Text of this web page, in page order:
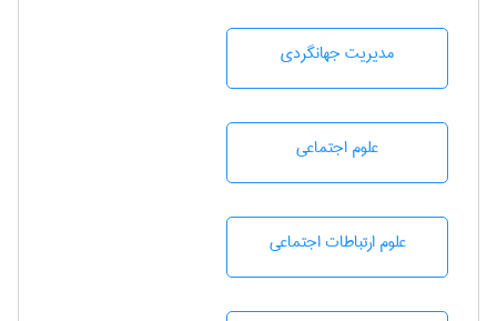
مديريت جهانگردی
علوم اجتماعی
علوم ارتباطات اجتماعی